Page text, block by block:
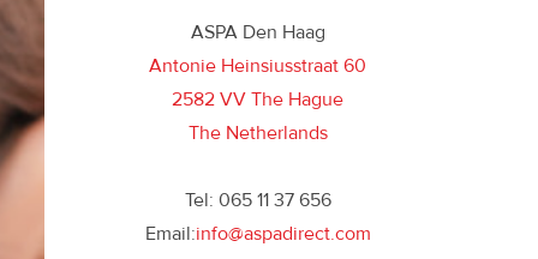
ASPA Den Haag
Antonie Heinsiusstraat 60
2582 VV The Hague
The Netherlands
Tel: 065 11 37 656
Email:info@aspadirect.com